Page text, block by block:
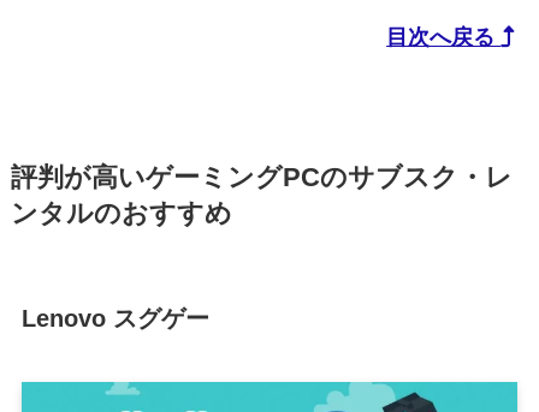
目次へ戻る
評判が高いゲーミングPCのサブスク・レ
ンタルのおすすめ
Lenovo スグゲー